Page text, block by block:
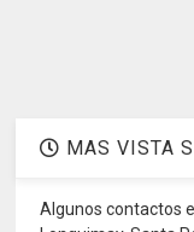
MAS VISTA
Algunos contactos